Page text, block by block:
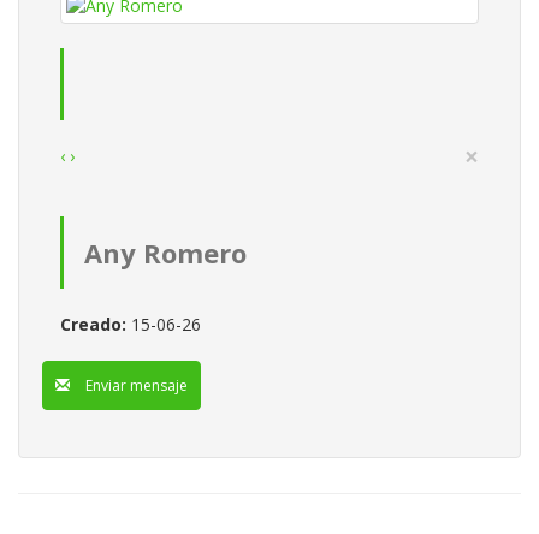
‹ › ×
Any Romero
Creado: 15-06-26
Enviar mensaje